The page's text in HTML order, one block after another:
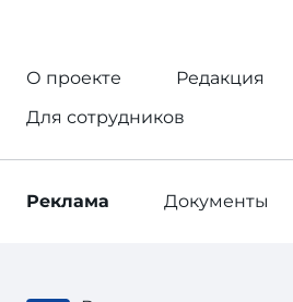
О проекте
Редакция
Для сотрудников
Реклама Документы